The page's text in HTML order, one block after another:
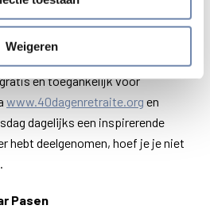
Weigeren
en bezinning.”
de 40-dagenretraite!
en toegankelijk voor
www.40dagenretraite.org en
dagelijks een inspirerende
hebt deelgenomen, hoef je je niet
Pasen